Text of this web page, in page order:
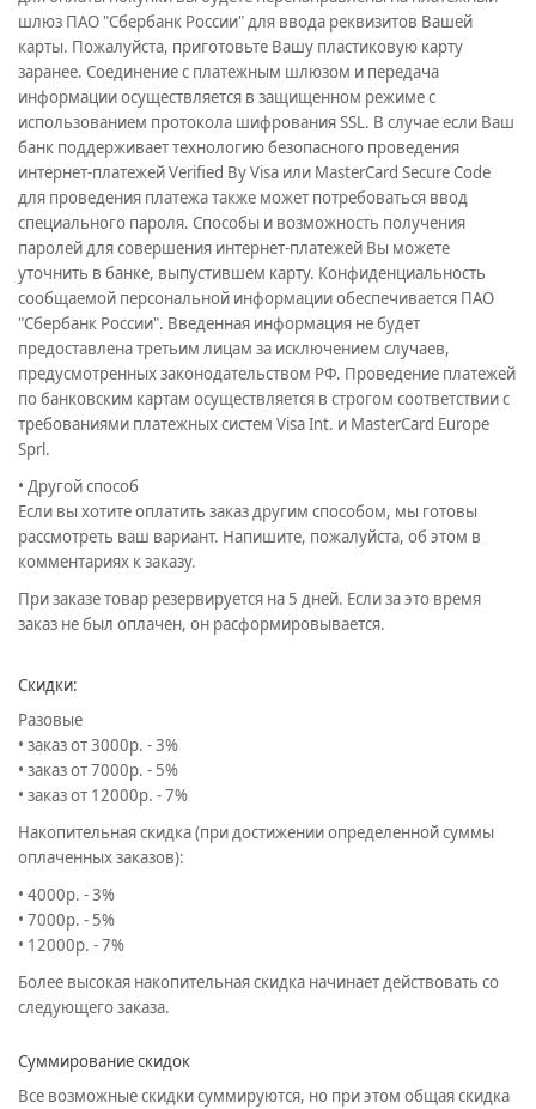
шлюз ПАО "Сбербанк России" для ввода реквизитов Вашей
карты. Пожалуйста, приготовьте Вашу пластиковую карту
заранее. Соединение с платежным шлюзом и передача
информации осуществляется в защищенном режиме с
использованием протокола шифрования SSL. В случае если Ваш
банк поддерживает технологию безопасного проведения
интернет-платежей Verified By Visa или MasterCard Secure Code
для проведения платежа также может потребоваться ввод
специального пароля. Способы и возможность получения
паролей для совершения интернет-платежей Вы можете
уточнить в банке, выпустившем карту. Конфиденциальность
сообщаемой персональной информации обеспечивается ПАО
"Сбербанк России". Введенная информация не будет
предоставлена третьим лицам за исключением случаев,
предусмотренных законодательством РФ. Проведение платежей
по банковским картам осуществляется в строгом соответствии с
требованиями платежных систем Visa Int. и MasterCard Europe
Sprl.
• Другой способ
Если вы хотите оплатить заказ другим способом, мы готовы
рассмотреть ваш вариант. Напишите, пожалуйста, об этом в
комментариях к заказу.
При заказе товар резервируется на 5 дней. Если за это время
заказ не был оплачен, он расформировывается.
Скидки:
Разовые
• заказ от 3000р. - 3%
• заказ от 7000р. - 5%
• заказ от 12000р. - 7%
Накопительная скидка (при достижении определенной суммы
оплаченных заказов):
• 4000р. - 3%
• 7000р. - 5%
• 12000р. - 7%
Более высокая накопительная скидка начинает действовать со
следующего заказа.
Суммирование скидок
Все возможные скидки суммируются, но при этом общая скидка